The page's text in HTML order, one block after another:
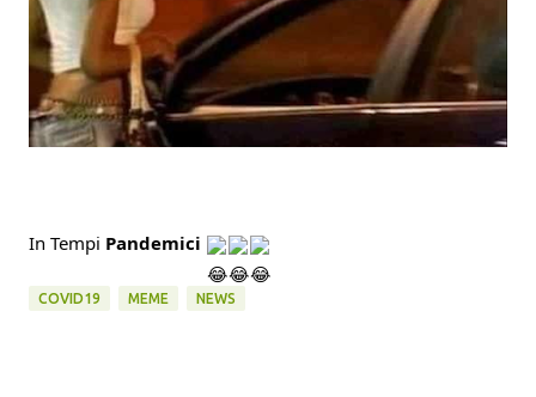
In Tempi Pandemici
COVID19 MEME NEWS